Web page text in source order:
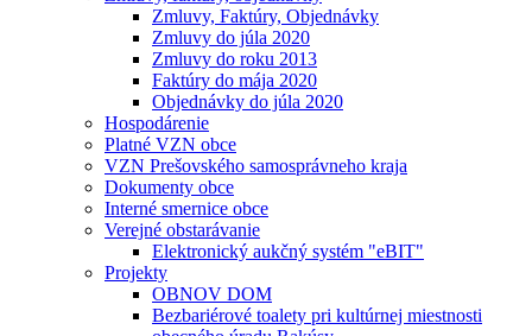
Zmluvy, Faktúry, Objednávky
Zmluvy do júla 2020
Zmluvy do roku 2013
Faktúry do mája 2020
Objednávky do júla 2020
Hospodárenie
Platné VZN obce
VZN Prešovského samosprávneho kraja
Dokumenty obce
Interné smernice obce
Verejné obstarávanie
Elektronický aukčný systém "eBIT"
Projekty
OBNOV DOM
Bezbariérové toalety pri kultúrnej miestnosti